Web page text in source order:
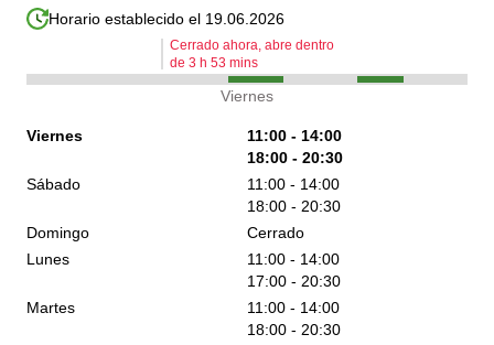
Horario establecido el 19.06.2026
Cerrado ahora, abre dentro
de 3 h 53 mins
Viernes
Viernes
11:00 - 14:00
18:00 - 20:30
Sábado
11:00 - 14:00
18:00 - 20:30
Domingo
Cerrado
Lunes
11:00 - 14:00
17:00 - 20:30
Martes
11:00 - 14:00
18:00 - 20:30